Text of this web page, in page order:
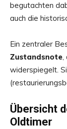
begutachten
auch die
Ein zentraler
Zustandsnote,
widerspiegelt.
Übersicht
Oldtimer